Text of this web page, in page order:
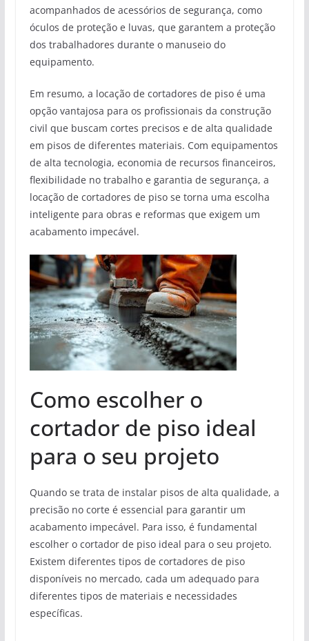
acompanhados de acessórios de segurança, como
óculos de proteção e luvas, que garantem a proteção
dos trabalhadores durante o manuseio do
equipamento.
Em resumo, a locação de cortadores de piso é uma
opção vantajosa para os profissionais da construção
civil que buscam cortes precisos e de alta qualidade
em pisos de diferentes materiais. Com equipamentos
de alta tecnologia, economia de recursos financeiros,
flexibilidade no trabalho e garantia de segurança, a
locação de cortadores de piso se torna uma escolha
inteligente para obras e reformas que exigem um
acabamento impecável.
Como escolher o
cortador de piso ideal
para o seu projeto
Quando se trata de instalar pisos de alta qualidade, a
precisão no corte é essencial para garantir um
acabamento impecável. Para isso, é fundamental
escolher o cortador de piso ideal para o seu projeto.
Existem diferentes tipos de cortadores de piso
disponíveis no mercado, cada um adequado para
diferentes tipos de materiais e necessidades
específicas.